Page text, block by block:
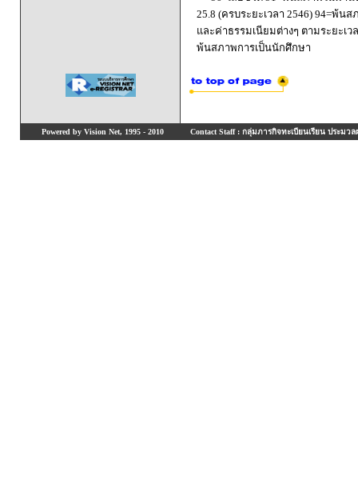
25.8 (ครบระยะเวลา 2546) 94=พ้
และค่าธรรมเนียมต่างๆ ตามระยะเ
พ้นสภาพการเป็นนักศึกษา
Powered by Vision Net, 1995 - 2010 Contact Staff : กลุ่มภารกิจทะเบียนเรียน ประมวล